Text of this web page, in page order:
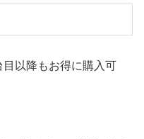
以降もお得に購入可